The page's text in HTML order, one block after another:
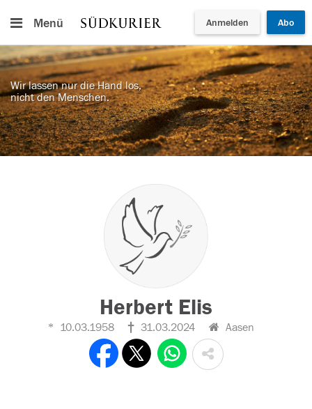
Menü Anmelden Abo
Wir lassen nur die Hand los,
nicht den Menschen.
Herbert Elis
10.03.1958 31.03.2024 Aasen